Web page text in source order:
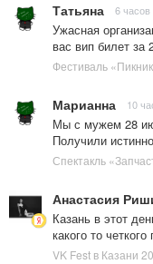
Татьяна 6 часов
Ужасная
вас вип билет за
Фестиваль
Марианна 10
Мы с мужем 28
Получили
Спектакль
Анастасия
Казань в этот
какого то
VK Fest в Казани